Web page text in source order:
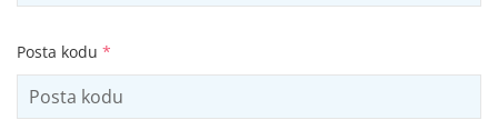
Posta kodu *